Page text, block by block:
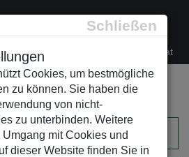
Schließen
Cookies, um bestmögliche
zu können. Sie haben die
von nicht-
zu unterbinden. Weitere
Umgang mit Cookies und
dieser Website finden Sie in
+43/1/470 37 00 office@leso.at